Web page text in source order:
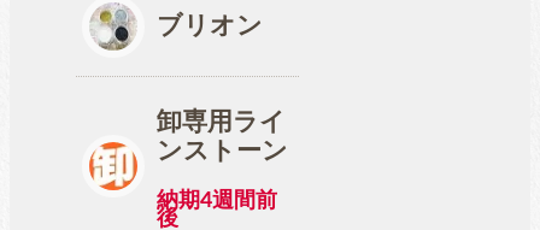
ブリオン
卸専用ライ
ンストーン
納期4週間前
後